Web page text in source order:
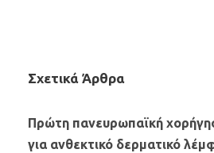
Σχετικά Άρθρα
Πρώτη πανευρωπαϊκή
για ανθεκτικό δερματικό